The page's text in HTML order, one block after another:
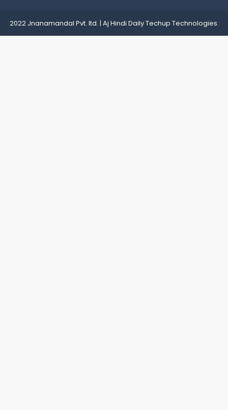
2022 Jnanamandal Pvt. ltd. | Aj Hindi DailyTechup Technologies.